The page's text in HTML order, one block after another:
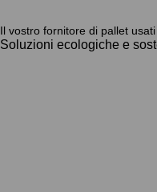
Il vostro fornitore di pallet usati
Soluzioni ecologiche e